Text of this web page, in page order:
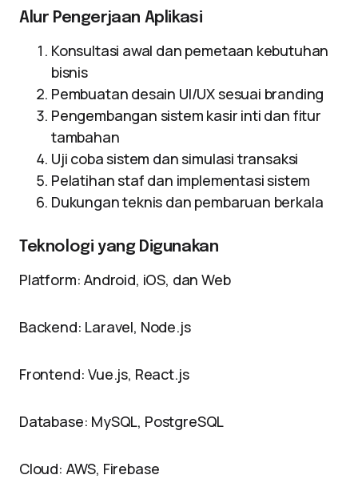
Alur Pengerjaan Aplikasi
Konsultasi awal dan pemetaan kebutuhan
bisnis
Pembuatan desain UI/UX sesuai branding
Pengembangan sistem kasir inti dan fitur
tambahan
Uji coba sistem dan simulasi transaksi
Pelatihan staf dan implementasi sistem
Dukungan teknis dan pembaruan berkala
Teknologi yang Digunakan
Platform: Android, iOS, dan Web
Backend: Laravel, Node.js
Frontend: Vue.js, React.js
Database: MySQL, PostgreSQL
Cloud: AWS, Firebase